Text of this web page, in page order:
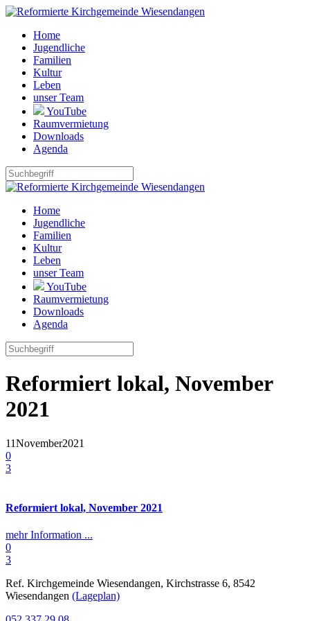
Home
Jugendliche
Familien
Kultur
Leben
unser Team
YouTube
Raumvermietung
Downloads
Agenda
Home
Jugendliche
Familien
Kultur
Leben
unser Team
YouTube
Raumvermietung
Downloads
Agenda
Reformiert lokal, November
2021
11November2021
0
3
Reformiert lokal, November 2021
mehr Information ...
0
3
Ref. Kirchgemeinde Wiesendangen, Kirchstrasse 6, 8542
Wiesendangen (Lageplan)